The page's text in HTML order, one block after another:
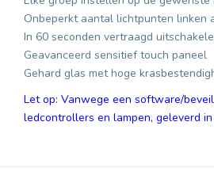
Onbeperkt aantal lichtpunten linken
In 60 seconden vertraagd
Geavanceerd sensitief touch paneel
Gehard glas met hoge
Let op: Vanwege een software/
ledcontrollers en lampen, geleverd in